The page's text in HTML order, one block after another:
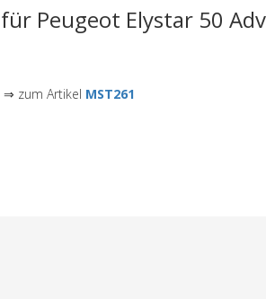
für Peugeot Elystar 50
⇒ zum Artikel MST261